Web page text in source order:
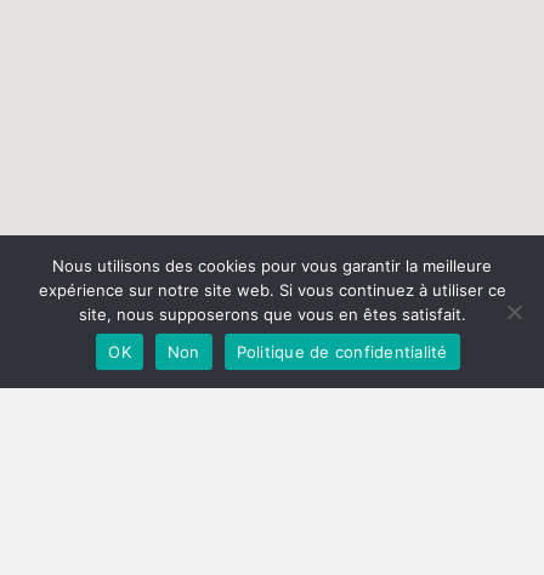
Nous utilisons des cookies pour vous garantir la meilleure
expérience sur notre site web. Si vous continuez à utiliser ce
site, nous supposerons que vous en êtes satisfait.
OK
Non Politique de confidentialité